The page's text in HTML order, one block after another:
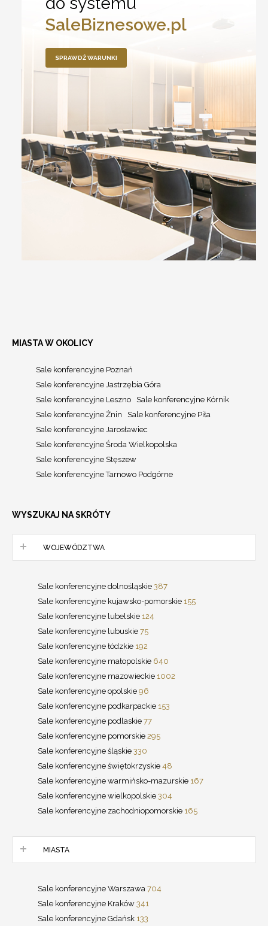
SaleBiznesowe.pl
SPRAWDŹ WARUNKI
MIASTA W OKOLICY
Sale konferencyjne Poznań
Sale konferencyjne Jastrzębia Góra
Sale konferencyjne Leszno
Sale konferencyjne Kórnik
Sale konferencyjne Żnin
Sale konferencyjne Piła
Sale konferencyjne Jarosławiec
Sale konferencyjne Środa Wielkopolska
Sale konferencyjne Stęszew
Sale konferencyjne Tarnowo Podgórne
WYSZUKAJ NA SKRÓTY
WOJEWÓDZTWA
Sale konferencyjne dolnośląskie 387
Sale konferencyjne kujawsko-pomorskie 155
Sale konferencyjne lubelskie 124
Sale konferencyjne lubuskie 75
Sale konferencyjne łódzkie 192
Sale konferencyjne małopolskie 640
Sale konferencyjne mazowieckie 1002
Sale konferencyjne opolskie 96
Sale konferencyjne podkarpackie 153
Sale konferencyjne podlaskie 77
Sale konferencyjne pomorskie 295
Sale konferencyjne śląskie 330
Sale konferencyjne świętokrzyskie 48
Sale konferencyjne warmińsko-mazurskie 167
Sale konferencyjne wielkopolskie 304
Sale konferencyjne zachodniopomorskie 165
MIASTA
Sale konferencyjne Warszawa 704
Sale konferencyjne Kraków 341
Sale konferencyjne Gdańsk 133